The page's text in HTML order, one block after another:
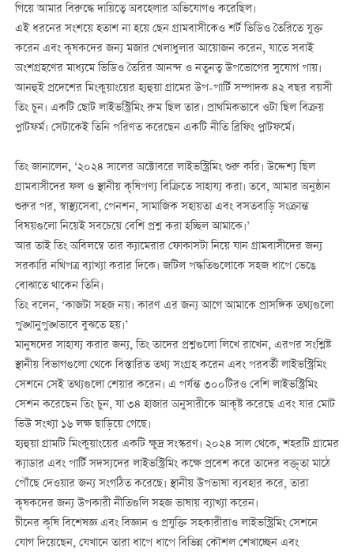
গিয়ে আমার বিরুদ্ধে দায়িত্বে অবহেলার অভিযোগও করেছিল।
এই ধরনের সংশয়ে হতাশ না হয়ে ছেন গ্রামবাসীকেও শর্ট ভিডিও তৈরিতে যুক্ত
করেন এবং কৃষকদের জন্য মজার খেলাধুলার আয়োজন করেন, যাতে সবাই
অংশগ্রহণের মাধ্যমে ভিডিও তৈরির আনন্দ ও নতুনত্ব উপভোগের সুযোগ পায়।
আনহুই প্রদেশের মিংকুয়াংয়ের হ্যহুয়া গ্রামের উপ-পার্টি সম্পাদক ৪২ বছর বয়সী
তিং চুন। একটি ছোট লাইভস্ট্রিমিং রুম ছিল তার। প্রাথমিকভাবে ওটা ছিল বিক্রয়
প্লাটফর্ম। সেটাকেই তিনি পরিণত করেছেন একটি নীতি ব্রিফিং প্লাটফর্মে।
তিং জানালেন, ‘২০২৪ সালের অক্টোবরে লাইভস্ট্রিমিং শুরু করি। উদ্দেশ্য ছিল
গ্রামবাসীদের ফল ও স্থানীয় কৃষিপণ্য বিক্রিতে সাহায্য করা। তবে, আমার অনুষ্ঠান
শুরুর পর, স্বাস্থ্যসেবা, পেনশন, সামাজিক সহায়তা এবং বসতবাড়ি সংক্রান্ত
বিষয়গুলো নিয়েই সবচেয়ে বেশি প্রশ্ন করা হচ্ছিল আমাকে।’
আর তাই তিং অবিলম্বে তার ক্যামেরার ফোকাসটা নিয়ে যান গ্রামবাসীদের জন্য
সরকারি নথিপত্র ব্যাখ্যা করার দিকে। জটিল পদ্ধতিগুলোকে সহজ ধাপে ভেঙে
বোঝাতে থাকেন তিনি।
তিং বলেন, ‘কাজটা সহজ নয়। কারণ এর জন্য আগে আমাকে প্রাসঙ্গিক তথ্যগুলো
পুঙ্খানুপুঙ্খভাবে বুঝতে হয়।’
মানুষদের সাহায্য করার জন্য, তিং তাদের প্রশ্নগুলো লিখে রাখেন, এরপর সংশ্লিষ্ট
স্থানীয় বিভাগগুলো থেকে বিস্তারিত তথ্য সংগ্রহ করেন এবং পরবর্তী লাইভস্ট্রিমিং
সেশনে সেই তথ্যগুলো শেয়ার করেন। এ পর্যন্ত ৩০০টিরও বেশি লাইভস্ট্রিমিং
সেশন করেছেন তিং চুন, যা ৩৪ হাজার অনুসারীকে আকৃষ্ট করেছে এবং যার মোট
ভিউ সংখ্যা ১৬ লক্ষ ছাড়িয়ে গেছে।
হ্যহুয়া গ্রামটি মিংকুয়াংয়ের একটি ক্ষুদ্র সংস্করণ। ২০২৪ সাল থেকে, শহরটি গ্রামের
ক্যাডার এবং পার্টি সদস্যদের লাইভস্ট্রিমিং কক্ষে প্রবেশ করে তাদের বক্তৃতা মাঠে
পৌঁছে দেওয়ার জন্য সংগঠিত করেছে। স্থানীয় উপভাষা ব্যবহার করে, তারা
কৃষকদের জন্য উপকারী নীতিগুলি সহজ ভাষায় ব্যাখ্যা করেন।
চীনের কৃষি বিশেষজ্ঞ এবং বিজ্ঞান ও প্রযুক্তি সহকারীরাও লাইভস্ট্রিমিং সেশনে
যোগ দিয়েছেন, যেখানে তারা ধাপে ধাপে বিভিন্ন কৌশল শেখাচ্ছেন এবং